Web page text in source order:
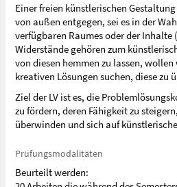
Einer freien künstlerischen
von außen entgegen, sei es in der
verfügbaren Raumes oder der
Widerstände gehören zum
von diesen hemmen zu lassen,
kreativen Lösungen suchen, diese zu
Ziel der LV ist es, die
zu fördern, deren Fähigkeit zu
überwinden und sich auf
Prüfungsmodalitäten
Beurteilt werden: